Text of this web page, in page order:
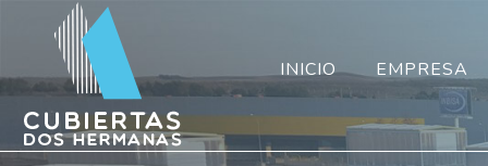
INICIO EMPRESA